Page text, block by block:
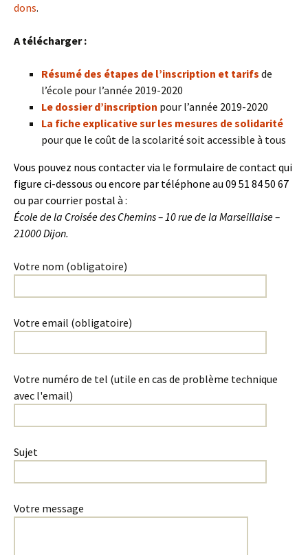
dons.
A télécharger :
Résumé des étapes de l’inscription et tarifs de
l’école pour l’année 2019-2020
Le dossier d’inscription pour l’année 2019-2020
La fiche explicative sur les mesures de solidarité
pour que le coût de la scolarité soit accessible à tous
Vous pouvez nous contacter via le formulaire de contact qui
figure ci-dessous ou encore par téléphone au 09 51 84 50 67
ou par courrier postal à :
École de la Croisée des Chemins – 10 rue de la Marseillaise –
21000 Dijon.
Votre nom (obligatoire)
Votre email (obligatoire)
Votre numéro de tel (utile en cas de problème technique
avec l'email)
Sujet
Votre message